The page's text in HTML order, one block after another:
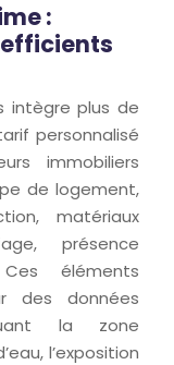
:
intègre plus de
personnalisé
immobiliers
de logement,
matériaux
présence
éléments
des données
la zone
l’exposition